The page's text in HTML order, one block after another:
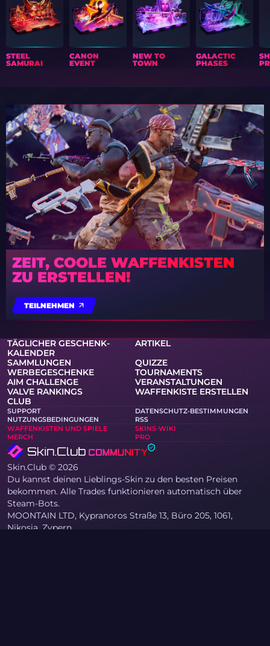
STEEL
SAMURAI
CANON
EVENT
NEW TO
TOWN
GALACTIC
PHASES
ZEIT, COOLE WAFFENKISTEN
ZU ERSTELLEN!
TEILNEHMEN
TÄGLICHER GESCHENK-
KALENDER
ARTIKEL
SAMMLUNGEN
QUIZZE
WERBEGESCHENKE
TOURNAMENTS
AIM CHALLENGE
VERANSTALTUNGEN
VALVE RANKINGS
WAFFENKISTE ERSTELLEN
CLUB
SUPPORT
DATENSCHUTZ-BESTIMMUNGEN
NUTZUNGSBEDINGUNGEN
RSS
WAFFENKISTEN UND SPIELE
SKINS-WIKI
MERCH
PRO
Skin.Club © 2026
Du kannst deinen Lieblings-Skin zu den besten Preisen
bekommen. Alle Trades funktionieren automatisch über
Steam-Bots.
MOONTAIN LTD, Kypranoros Straße 13, Büro 205, 1061,
Nikosia, Zypern